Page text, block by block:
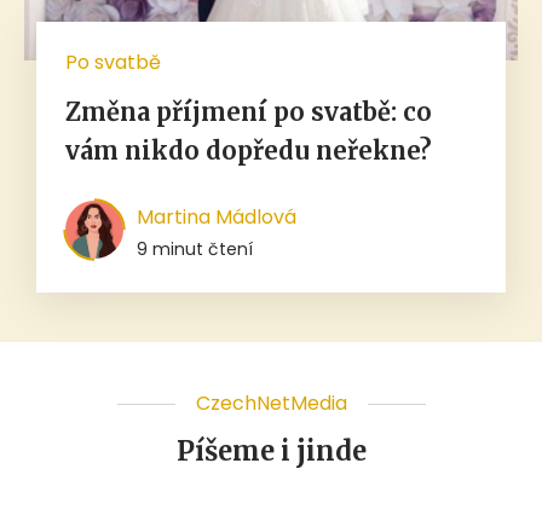
Po svatbě
Změna příjmení po svatbě: co
vám nikdo dopředu neřekne?
Martina Mádlová
9 minut čtení
CzechNetMedia
Píšeme i jinde